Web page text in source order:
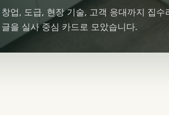
창업, 도급, 현장 기술, 고객 응대까지 집수
글을 실사 중심 카드로 모았습니다.